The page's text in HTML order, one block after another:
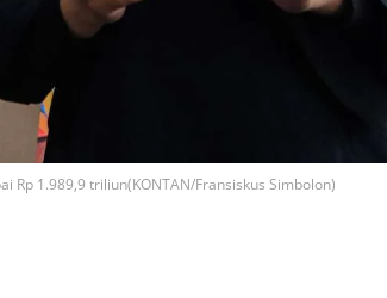
Rp 1.989,9 triliun(KONTAN/Fransiskus Simbolon)